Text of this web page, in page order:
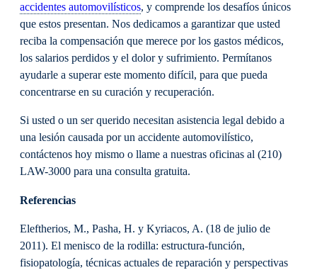
accidentes automovilísticos, y comprende los desafíos únicos
que estos presentan. Nos dedicamos a garantizar que usted
reciba la compensación que merece por los gastos médicos,
los salarios perdidos y el dolor y sufrimiento. Permítanos
ayudarle a superar este momento difícil, para que pueda
concentrarse en su curación y recuperación.
Si usted o un ser querido necesitan asistencia legal debido a
una lesión causada por un accidente automovilístico,
contáctenos hoy mismo o llame a nuestras oficinas al (210)
LAW-3000 para una consulta gratuita.
Referencias
Eleftherios, M., Pasha, H. y Kyriacos, A. (18 de julio de
2011). El menisco de la rodilla: estructura-función,
fisiopatología, técnicas actuales de reparación y perspectivas